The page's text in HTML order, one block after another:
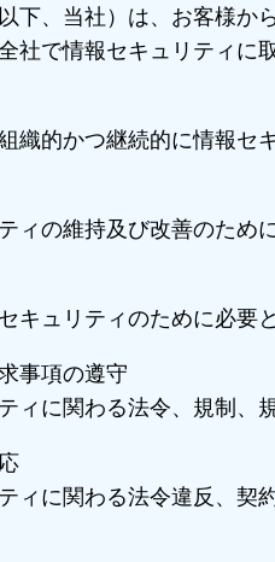
下、当社）は、お客様か
社で情報セキュリティに
的かつ継続的に情報セ
の維持及び改善のため
ュリティのために必要
事項の遵守
に関わる法令、規制、
に関わる法令違反、契